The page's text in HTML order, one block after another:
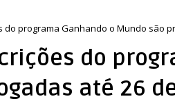
do programa Ganhando o Mundo são
do
até 26